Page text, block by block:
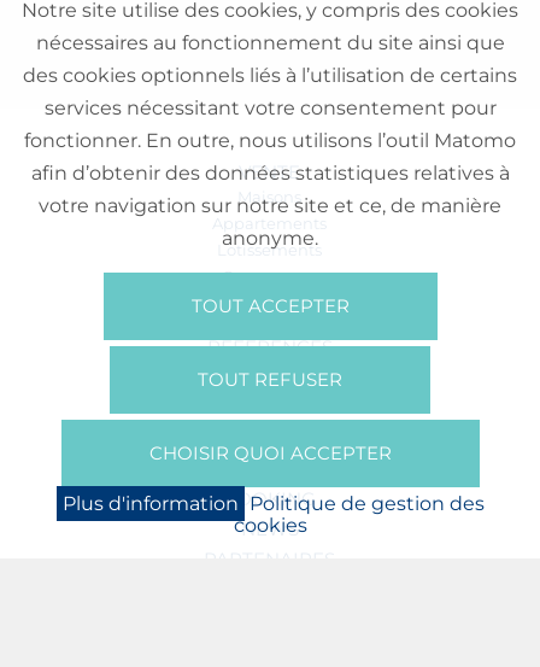
VENTE
Maisons
Appartements
Lotissements
Commerces
Bureaux
RÉFÉRENCES
SUR NOUS
Presse
BOOKING
NEWS
PARTENAIRES
Notre site utilise des cookies, y compris des cookies
nécessaires au fonctionnement du site ainsi que
des cookies optionnels liés à l’utilisation de certains
services nécessitant votre consentement pour
fonctionner. En outre, nous utilisons l’outil Matomo
afin d’obtenir des données statistiques relatives à
votre navigation sur notre site et ce, de manière
anonyme.
TOUT ACCEPTER
TOUT REFUSER
CHOISIR QUOI ACCEPTER
Plus d'information Politique de gestion des
cookies